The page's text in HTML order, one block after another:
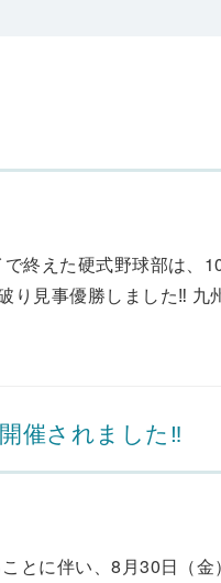
終えた硬式野球部は、
り見事優勝しました‼ 九
催されました‼
とに伴い、8月30日（